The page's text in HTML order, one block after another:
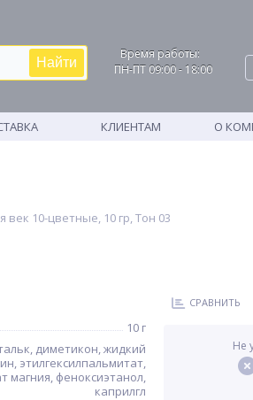
Найти
Время работы:
ПН-ПТ 09:00 - 18:00
КЛИЕНТАМ О
век 10-цветные, 10 гр, Тон 03
10 г
диметикон, жидкий
этилгексилпальмитат,
магния, феноксиэтанол,
каприлгл
СРАВНИТЬ
Не